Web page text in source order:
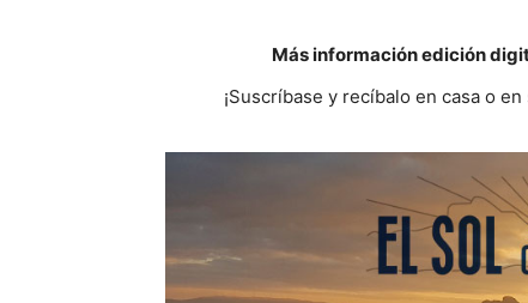
Más información edición
¡Suscríbase y recíbalo en casa o